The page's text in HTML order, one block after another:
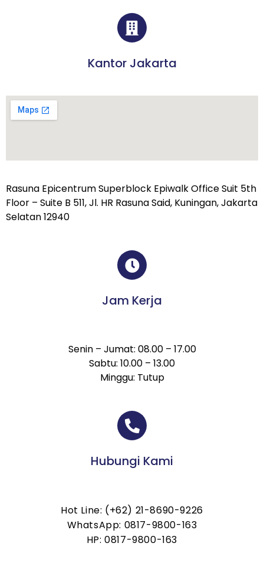
Kantor Jakarta
Rasuna Epicentrum Superblock Epiwalk Office Suit 5th
Floor – Suite B 511, Jl. HR Rasuna Said, Kuningan, Jakarta
Selatan 12940
Jam Kerja
Senin – Jumat: 08.00 – 17.00
Sabtu: 10.00 – 13.00
Minggu: Tutup
Hubungi Kami
Hot Line: (+62) 21-8690-9226
WhatsApp: 0817-9800-163
HP: 0817-9800-163